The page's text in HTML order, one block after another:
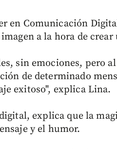
en Comunicación
a la hora de crear
sin emociones, pero
de determinado
exitoso", explica Lina.
explica que la
y el humor.